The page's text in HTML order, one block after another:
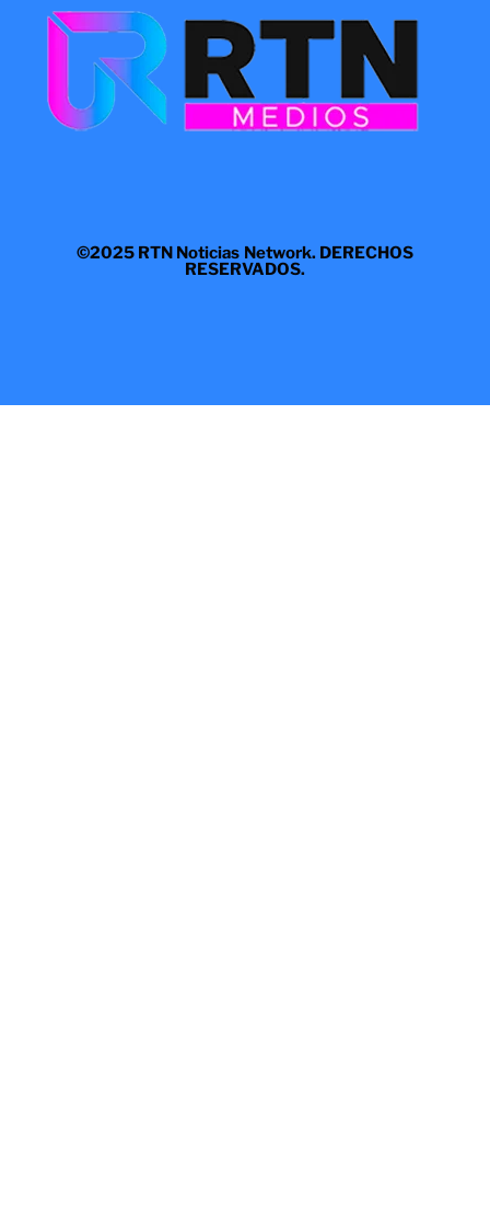
©2025 RTN Noticias Network. DERECHOS
RESERVADOS.